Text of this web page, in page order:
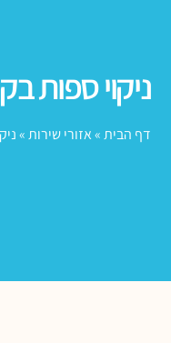
ניקוי ספות
דף הבית»אזורי שירות»